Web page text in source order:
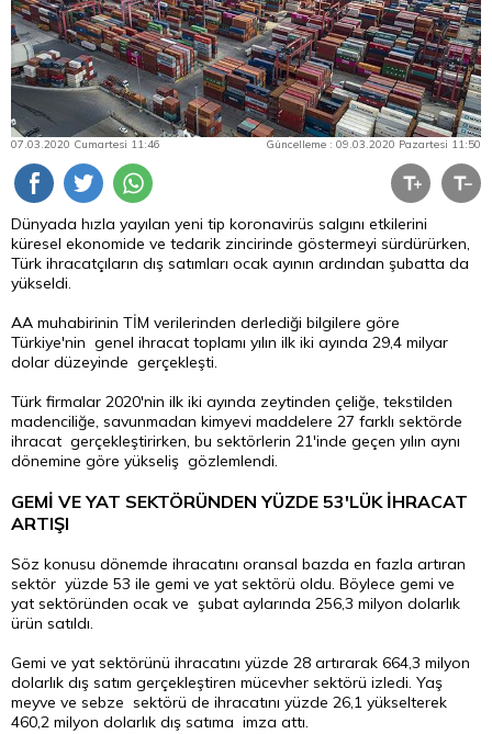
07.03.2020 Cumartesi 11:46 Güncelleme : 09.03.2020 Pazartesi 11:50
Dünyada hızla yayılan yeni tip koronavirüs salgını etkilerini
küresel ekonomide ve tedarik zincirinde göstermeyi sürdürürken,
Türk ihracatçıların dış satımları ocak ayının ardından şubatta da
yükseldi.
AA muhabirinin TİM verilerinden derlediği bilgilere göre
Türkiye'nin genel ihracat toplamı yılın ilk iki ayında 29,4 milyar
dolar düzeyinde gerçekleşti.
Türk firmalar 2020'nin ilk iki ayında zeytinden çeliğe, tekstilden
madenciliğe, savunmadan kimyevi maddelere 27 farklı sektörde
ihracat gerçekleştirirken, bu sektörlerin 21'inde geçen yılın aynı
dönemine göre yükseliş gözlemlendi.
GEMİ VE YAT SEKTÖRÜNDEN YÜZDE 53'LÜK İHRACAT
ARTIŞI
Söz konusu dönemde ihracatını oransal bazda en fazla artıran
sektör yüzde 53 ile gemi ve yat sektörü oldu. Böylece gemi ve
yat sektöründen ocak ve şubat aylarında 256,3 milyon dolarlık
ürün satıldı.
Gemi ve yat sektörünü ihracatını yüzde 28 artırarak 664,3 milyon
dolarlık dış satım gerçekleştiren mücevher sektörü izledi. Yaş
meyve ve sebze sektörü de ihracatını yüzde 26,1 yükselterek
460,2 milyon dolarlık dış satıma imza attı.